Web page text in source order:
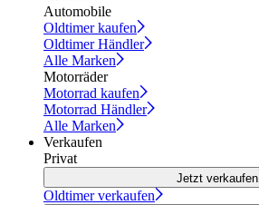
Automobile
Oldtimer kaufen
Oldtimer Händler
Alle Marken
Motorräder
Motorrad kaufen
Motorrad Händler
Alle Marken
Verkaufen
Privat
Jetzt verkaufen
Oldtimer verkaufen